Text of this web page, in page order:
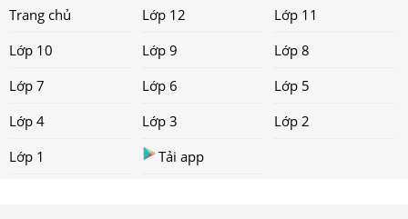
Trang chủ Lớp 12
Lớp 11
Lớp 10
Lớp 9
Lớp 8
Lớp 7
Lớp 6
Lớp 5
Lớp 4
Lớp 3
Lớp 2
Lớp 1
Tải app